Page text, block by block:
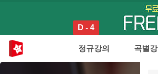
D - 4
정규강의 곡별강